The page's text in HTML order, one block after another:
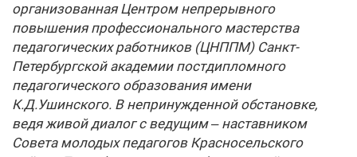
организованная Центром непрерывного
повышения профессионального мастерства
педагогических работников (ЦНППМ) Санкт-
Петербургской академии постдипломного
педагогического образования имени
К.Д.Ушинского. В непринужденной обстановке,
ведя живой диалог с ведущим – наставником
Совета молодых педагогов Красносельского